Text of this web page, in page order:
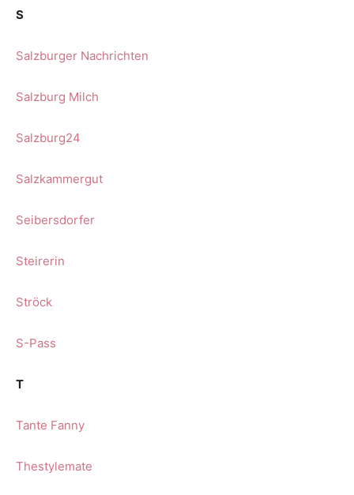
S
Salzburger Nachrichten
Salzburg Milch
Salzburg24
Salzkammergut
Seibersdorfer
Steirerin
Ströck
S-Pass
T
Tante Fanny
Thestylemate